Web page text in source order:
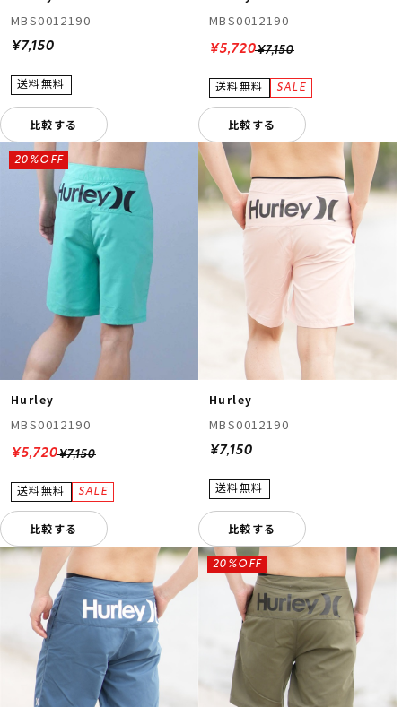
MBS0012190
¥7,150
比較する
MBS0012190
¥7,150
¥5,720
比較する
Hurley
MBS0012190
¥7,150
20%OFF
¥5,720
比較する
Hurley
MBS0012190
¥7,150
比較する
20%OFF